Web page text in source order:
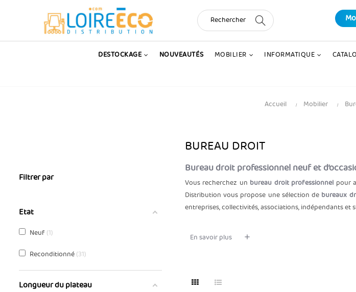
DESTOCKAGE NOUVEAUTÉS MOBILIER INFORMATIQUE
Accueil Mobilier
Filtrer par
Etat
Neuf 1
Reconditionné 31
Longueur du plateau
BUREAU DROIT
Bureau droit professionnel neuf et
Vous recherchez un bureau droit professionnel pour
Distribution vous propose une sélection de bureaux
entreprises, collectivités, associations, indépendants
En savoir plus